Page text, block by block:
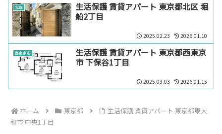
北区
生活保護 賃貸アパート 東京都北区 堀
船2丁目
2025.02.23 2026.01.10
西東京市
生活保護 賃貸アパート 東京都西東京
市 下保谷1丁目
2025.03.03 2026.01.15
ホーム 東京都
生活保護 賃貸アパート 東京都東大
和市 中央1丁目